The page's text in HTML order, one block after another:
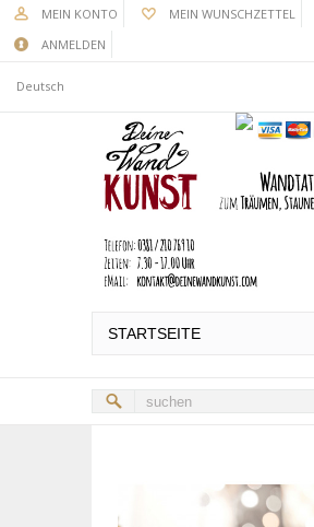
MEIN KONTO MEIN WUNSCHZETTEL
ANMELDEN
Deutsch